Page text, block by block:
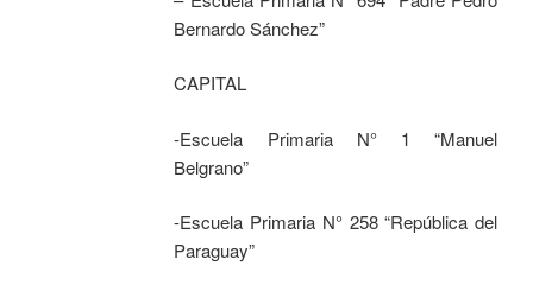
Bernardo Sánchez”
CAPITAL
-Escuela Primaria N° 1 “Manuel
Belgrano”
-Escuela Primaria N° 258 “República del
Paraguay”